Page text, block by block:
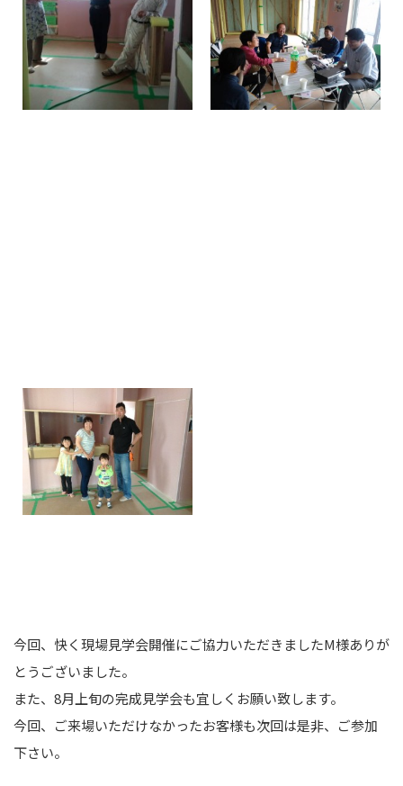
今回、快く現場見学会開催にご協力いただきましたM様ありが
とうございました。
また、8月上旬の完成見学会も宜しくお願い致します。
今回、ご来場いただけなかったお客様も次回は是非、ご参加
下さい。